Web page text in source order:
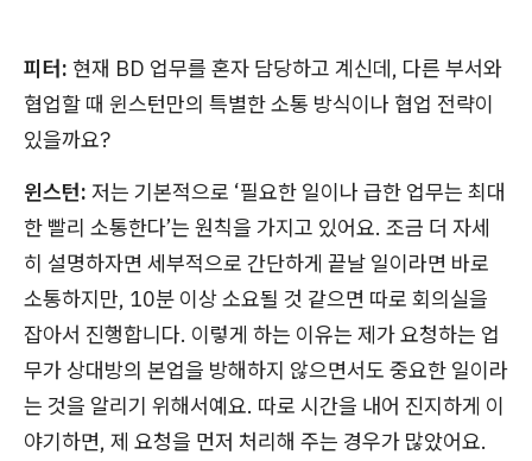
피터: 현재 BD 업무를 혼자 담당하고 계신데, 다른 부서와
협업할 때 윈스턴만의 특별한 소통 방식이나 협업 전략이
있을까요?
윈스턴: 저는 기본적으로 ‘필요한 일이나 급한 업무는 최대
한 빨리 소통한다’는 원칙을 가지고 있어요. 조금 더 자세
히 설명하자면 세부적으로 간단하게 끝날 일이라면 바로
소통하지만, 10분 이상 소요될 것 같으면 따로 회의실을
잡아서 진행합니다. 이렇게 하는 이유는 제가 요청하는 업
무가 상대방의 본업을 방해하지 않으면서도 중요한 일이라
는 것을 알리기 위해서예요. 따로 시간을 내어 진지하게 이
야기하면, 제 요청을 먼저 처리해 주는 경우가 많았어요.